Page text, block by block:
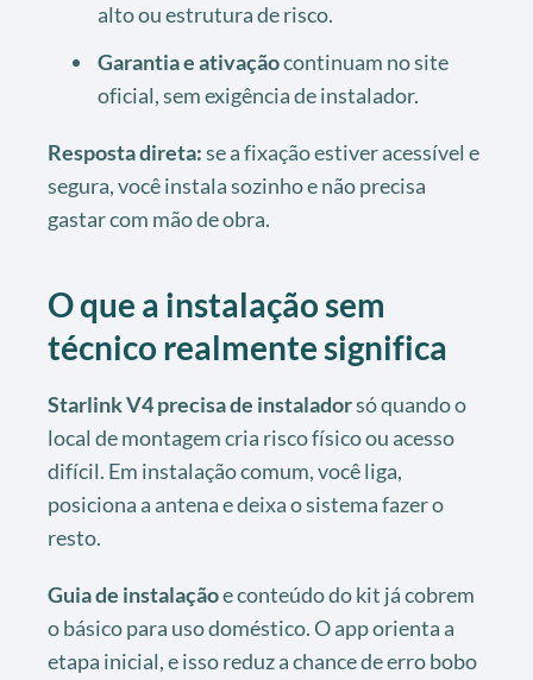
alto ou estrutura de risco.
Garantia e ativaçãocontinuam no site
oficial, sem exigência de instalador.
Resposta direta:se a fixação estiver acessível e
segura, você instala sozinho e não precisa
gastar com mão de obra.
O que a instalação sem
técnico realmente significa
Starlink V4 precisa de instaladorsó quando o
local de montagem cria risco físico ou acesso
difícil. Em instalação comum, você liga,
posiciona a antena e deixa o sistema fazer o
resto.
Guia de instalaçãoe conteúdo do kit já cobrem
o básico para uso doméstico. O app orienta a
etapa inicial, e isso reduz a chance de erro bobo